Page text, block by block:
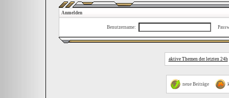
Anmelden
Benutzername:
aktive Themen der letzten 24h
neue Beiträge